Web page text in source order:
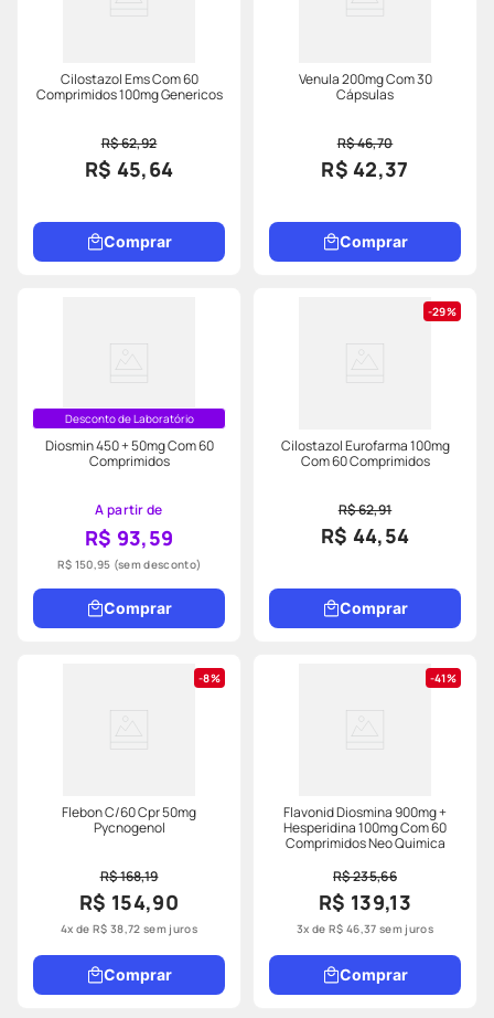
Cilostazol Ems Com 60
Comprimidos 100mg Genericos
R$ 62,92
R$ 45,64
Comprar
Venula 200mg Com 30
Cápsulas
R$ 46,70
R$ 42,37
Comprar
Desconto de Laboratório
Diosmin 450 + 50mg Com 60
Comprimidos
A partir de
R$ 93,59
R$ 150,95 (sem desconto)
Comprar
29%
Cilostazol Eurofarma 100mg
Com 60 Comprimidos
R$ 62,91
R$ 44,54
Comprar
8%
Flebon C/60 Cpr 50mg
Pycnogenol
R$ 168,19
R$ 154,90
4x deR$ 38,72 sem juros
Comprar
41%
Flavonid Diosmina 900mg +
Hesperidina 100mg Com 60
Comprimidos Neo Quimica
R$ 235,66
R$ 139,13
3x deR$ 46,37 sem juros
Comprar